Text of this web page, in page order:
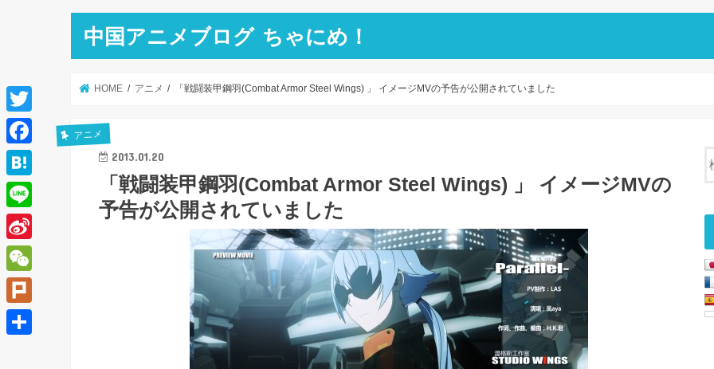
中国アニメブログ ちゃにめ！
HOME アニメ 「戦闘装甲鋼羽(Combat Armor Steel Wings) 」 イメージMVの予告が公開されていました
アニメ
2013.01.20
「戦闘装甲鋼羽(Combat Armor Steel Wings) 」 イメージMVの
予告が公開されていました
T
w
i
t
e
r
F
a
c
e
b
o
o
k
H
a
t
e
a
L
i
n
e
S
i
n
a
W
e
C
P